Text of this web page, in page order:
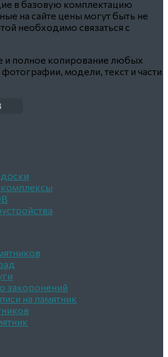
в базовую комплектацию
на сайте цены могут быть не
необходимо связаться с
и полное копирование любых
модели, текст и части
захоронений
на памятник